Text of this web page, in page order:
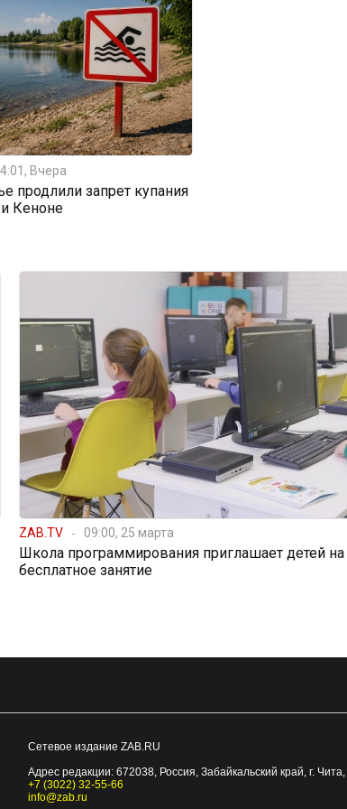
Вчера
продлили запрет купания
Кеноне
ZAB.TV 09:00, 25 марта
Школа программирования приглашает детей на
бесплатное занятие
Сетевое издание ZAB.RU
Адрес редакции: 672038, Россия, Забайкальский край, г. Чита,
+7 (3022) 32-55-66
info@zab.ru